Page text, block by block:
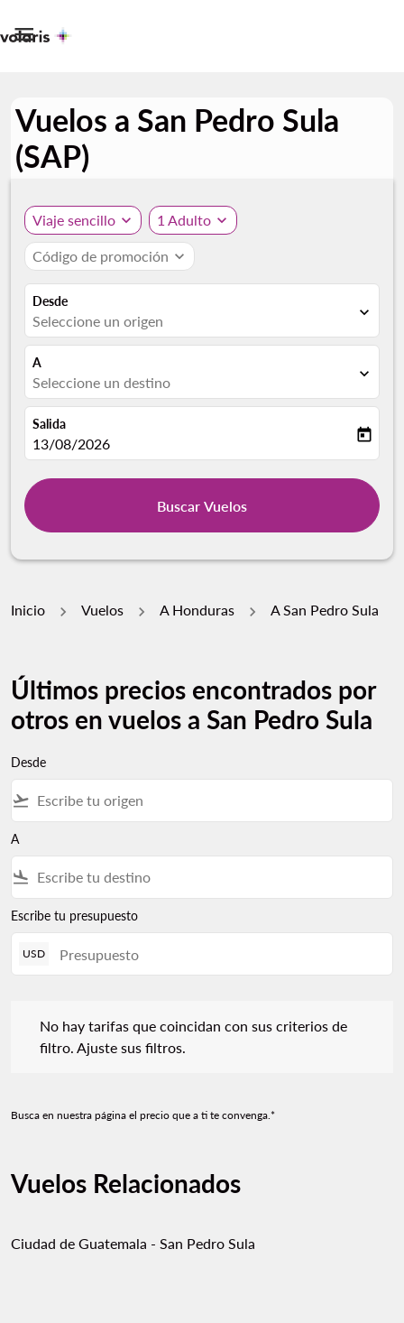

Vuelos a San Pedro Sula
(SAP)
Viaje sencillo expand_more 1 Adulto expand_more
Código de promoción expand_more
Desde
Seleccione un origen expand_more
A
Seleccione un destino expand_more
Salida
fc-booking-departure-date-aria-label
13/08/2026 today
Buscar Vuelos
Inicio Vuelos A Honduras A San Pedro Sula
Últimos precios encontrados por
otros en vuelos a San Pedro Sula
Desde
flight_takeoff
A
flight_land
Escribe tu presupuesto
USD
No hay tarifas que coincidan con sus criterios de
filtro. Ajuste sus filtros.
Busca en nuestra página el precio que a ti te convenga.*
Vuelos Relacionados
Ciudad de Guatemala - San Pedro Sula